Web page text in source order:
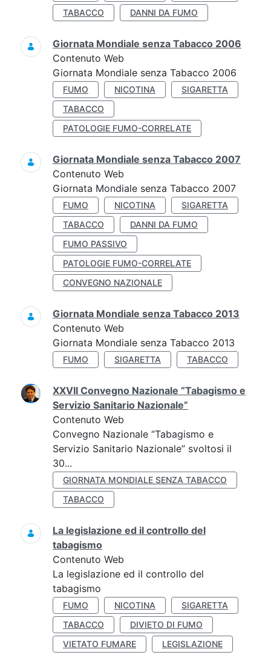
TABACCO DANNI DA FUMO
Giornata Mondiale senza Tabacco 2006
Contenuto Web
Giornata Mondiale senza Tabacco 2006
FUMO NICOTINA
SIGARETTA
TABACCO
PATOLOGIE FUMO-CORRELATE
Giornata Mondiale senza Tabacco 2007
Contenuto Web
Giornata Mondiale senza Tabacco 2007
FUMO NICOTINA
SIGARETTA
TABACCO
DANNI DA FUMO
FUMO PASSIVO
PATOLOGIE FUMO-CORRELATE
CONVEGNO NAZIONALE
Giornata Mondiale senza Tabacco 2013
Contenuto Web
Giornata Mondiale senza Tabacco 2013
FUMO SIGARETTA TABACCO
XXVII Convegno Nazionale “Tabagismo e
Servizio Sanitario Nazionale”
Contenuto Web
Convegno Nazionale “Tabagismo e
Servizio Sanitario Nazionale” svoltosi il
30...
GIORNATA MONDIALE SENZA TABACCO
TABACCO
La legislazione ed il controllo del
tabagismo
Contenuto Web
La legislazione ed il controllo del
tabagismo
FUMO NICOTINA
SIGARETTA
TABACCO
DIVIETO DI FUMO
VIETATO FUMARE
LEGISLAZIONE